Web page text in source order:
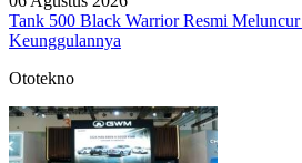
Tank 500 Black Warrior Resmi
Keunggulannya
Ototekno